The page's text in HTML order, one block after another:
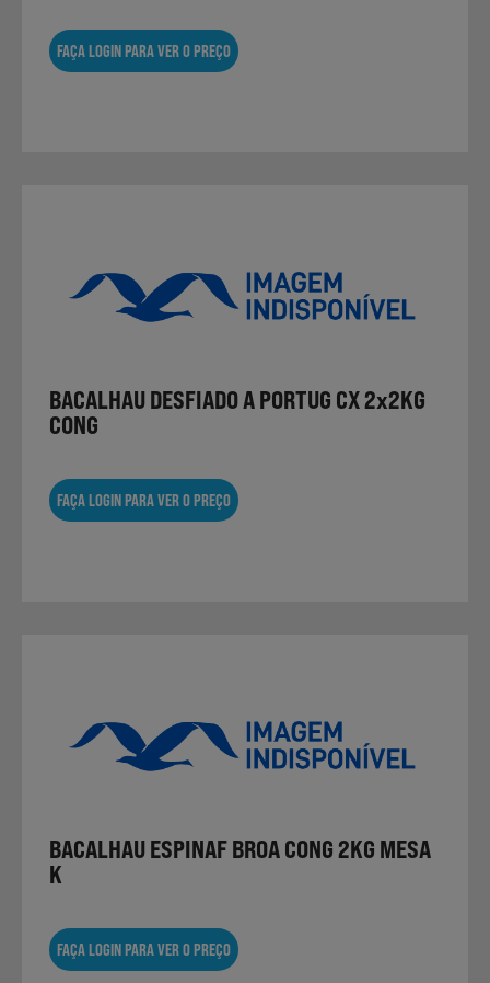
FAÇA LOGIN PARA VER O PREÇO
BACALHAU DESFIADO A PORTUG CX 2x2KG
CONG
FAÇA LOGIN PARA VER O PREÇO
BACALHAU ESPINAF BROA CONG 2KG MESA
K
FAÇA LOGIN PARA VER O PREÇO